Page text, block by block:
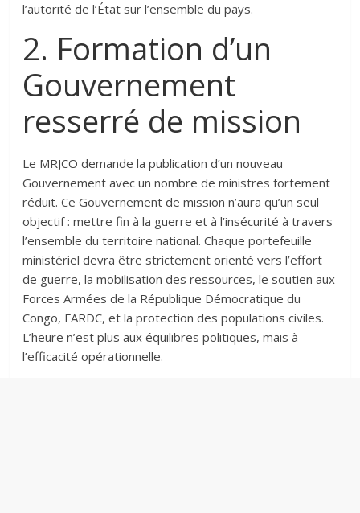
l’autorité de l’État sur l’ensemble du pays.‎‎
2. Formation d’un
Gouvernement
resserré de mission
‎‎Le MRJCO demande la publication d’un nouveau
Gouvernement avec un nombre de ministres fortement
réduit. Ce Gouvernement de mission n’aura qu’un seul
objectif : mettre fin à la guerre et à l’insécurité à travers
l’ensemble du territoire national. Chaque portefeuille
ministériel devra être strictement orienté vers l’effort
de guerre, la mobilisation des ressources, le soutien aux
Forces Armées de la République Démocratique du
Congo, FARDC, et la protection des populations civiles.
L’heure n’est plus aux équilibres politiques, mais à
l’efficacité opérationnelle.‎‎